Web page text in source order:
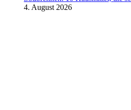
4. August 2026